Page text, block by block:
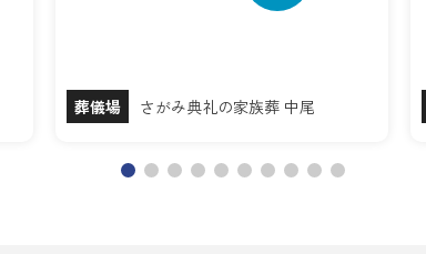
葬儀場 さがみ典礼の家族葬 中尾